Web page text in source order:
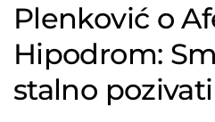
Plenković o
Hipodrom:
stalno